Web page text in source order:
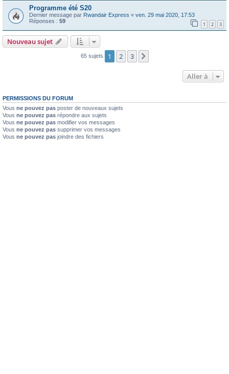
Programme été S20
Dernier message par Rwandair Express « ven. 29 mai 2020, 17:53
Réponses : 59 1 2 3
Nouveau sujet
65 sujets 1 2 3
Aller à
PERMISSIONS DU FORUM
Vous ne pouvez pas poster de nouveaux sujets
Vous ne pouvez pas répondre aux sujets
Vous ne pouvez pas modifier vos messages
Vous ne pouvez pas supprimer vos messages
Vous ne pouvez pas joindre des fichiers